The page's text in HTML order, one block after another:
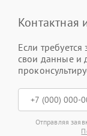
Контактная
Если требуется
свои данные и
Отправляя